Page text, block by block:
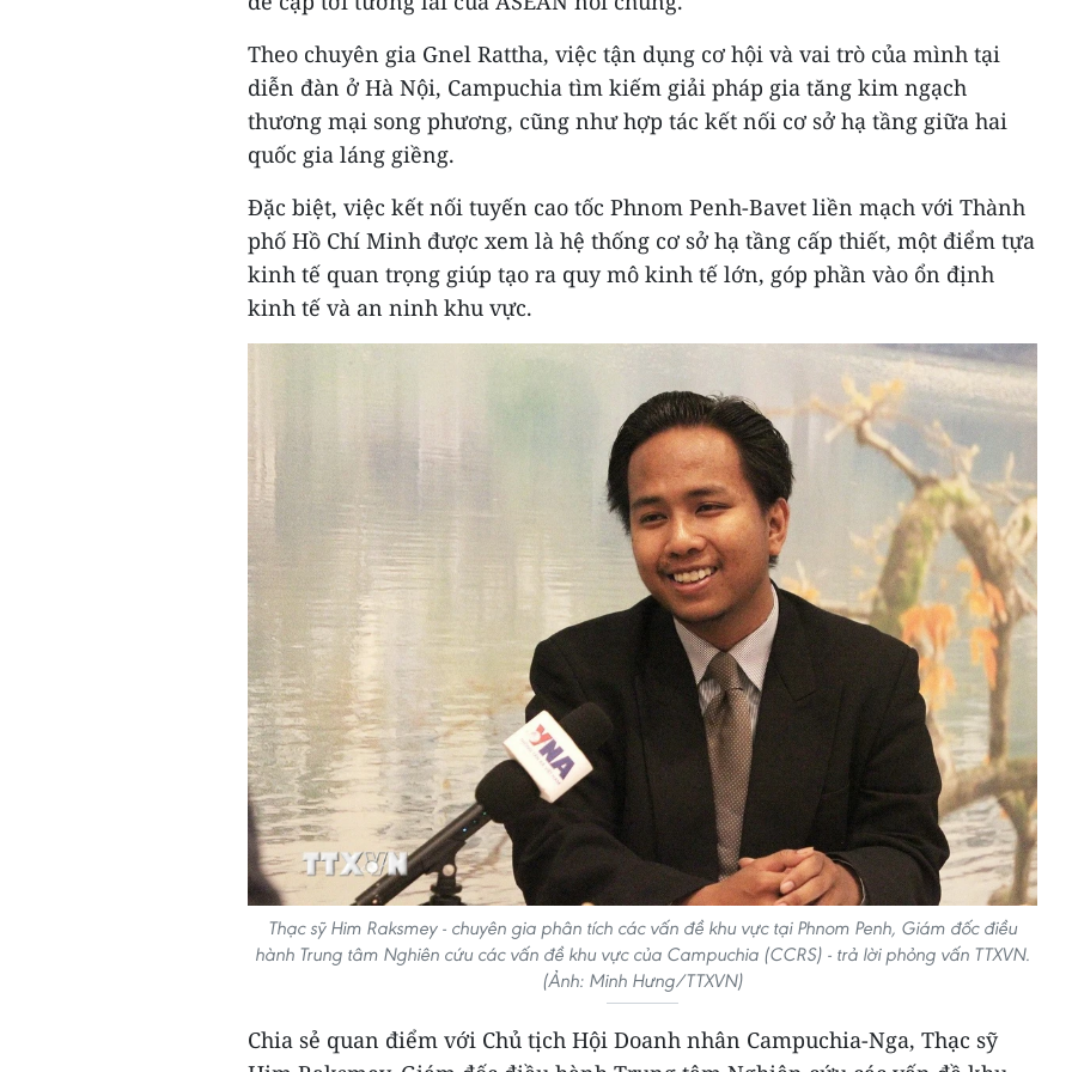
Theo chuyên gia Gnel Rattha, việc tận dụng cơ hội và vai trò của mình tại
diễn đàn ở Hà Nội, Campuchia tìm kiếm giải pháp gia tăng kim ngạch
thương mại song phương, cũng như hợp tác kết nối cơ sở hạ tầng giữa hai
quốc gia láng giềng.
Đặc biệt, việc kết nối tuyến cao tốc Phnom Penh-Bavet liền mạch với Thành
phố Hồ Chí Minh được xem là hệ thống cơ sở hạ tầng cấp thiết, một điểm tựa
kinh tế quan trọng giúp tạo ra quy mô kinh tế lớn, góp phần vào ổn định
kinh tế và an ninh khu vực.
Thạc sỹ Him Raksmey - chuyên gia phân tích các vấn đề khu vực tại Phnom Penh, Giám đốc điều
hành Trung tâm Nghiên cứu các vấn đề khu vực của Campuchia (CCRS) - trả lời phỏng vấn TTXVN.
(Ảnh: Minh Hưng/TTXVN)
Chia sẻ quan điểm với Chủ tịch Hội Doanh nhân Campuchia-Nga, Thạc sỹ